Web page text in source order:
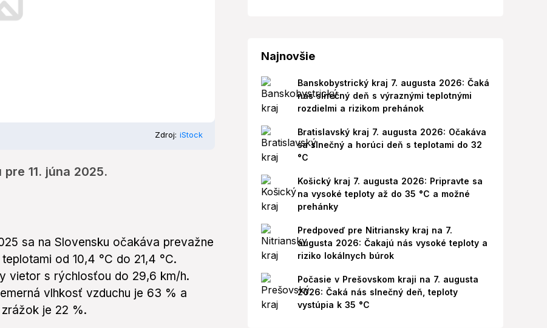
Zdroj: iStock
11. júna 2025.
sa na Slovensku očakáva prevažne
od 10,4 °C do 21,4 °C.
vietor s rýchlosťou do 29,6 km/h.
vlhkosť vzduchu je 63 % a
je 22 %.
Najnovšie
Banskobystrický kraj 7. augusta 2026: Čaká
nás slnečný deň s výraznými teplotnými
rozdielmi a rizikom prehánok
Bratislavský kraj 7. augusta 2026: Očakáva
sa slnečný a horúci deň s teplotami do 32
°C
Košický kraj 7. augusta 2026: Pripravte sa
na vysoké teploty až do 35 °C a možné
prehánky
Predpoveď pre Nitriansky kraj na 7.
augusta 2026: Čakajú nás vysoké teploty a
riziko lokálnych búrok
Počasie v Prešovskom kraji na 7. augusta
2026: Čaká nás slnečný deň, teploty
vystúpia k 35 °C